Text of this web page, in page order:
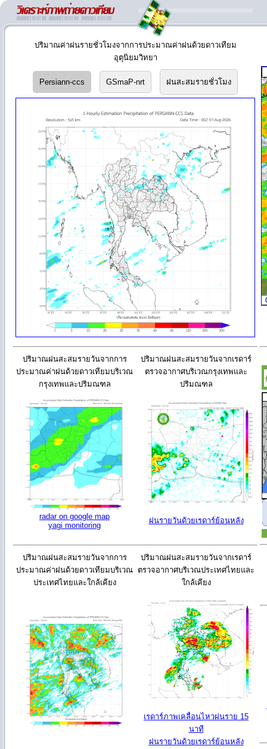
ปริมาณค่าฝนรายชั่วโมงจากการประมาณค่าฝนด้วยดาวเทียม
อุตุนิยมวิทยา
Persiann-ccs GSmaP-nrt ฝนสะสมรายชั่วโมง
ปริมาณฝนสะสมรายวันจากการ
ประมาณค่าฝนด้วยดาวเทียมบริเวณ
กรุงเทพและปริมณฑล
ปริมาณฝนสะสมรายวันจากเรดาร์
ตรวจอากาศบริเวณกรุงเทพและ
ปริมณฑล
radar on google map
yagi monitoring
ฝนรายวันด้วยเรดาร์ย้อนหลัง
ปริมาณฝนสะสมรายวันจากการ
ประมาณค่าฝนด้วยดาวเทียมบริเวณ
ประเทศไทยและใกล้เคียง
ปริมาณฝนสะสมรายวันจากเรดาร์
ตรวจอากาศบริเวณประเทศไทยและ
ใกล้เคียง
เรดาร์ภาพเคลื่อนไหวฝนราย 15
นาที
ฝนรายวันด้วยเรดาร์ย้อนหลัง